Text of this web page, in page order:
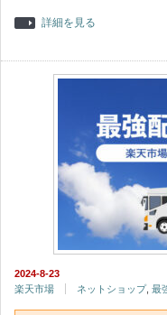
詳細を見る
2024-8-23
楽天市場
ネットショップ, 最